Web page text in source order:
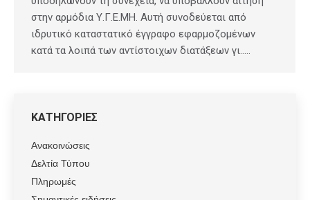
στην αρμόδια Υ.Γ.Ε.ΜΗ. Αυτή συνοδεύεται από
ιδρυτικό καταστατικό έγγραφο εφαρμοζομένων
κατά τα λοιπά των αντίστοιχων διατάξεων γι…..
ΚΑΤΗΓΟΡΙΕΣ
Ανακοινώσεις
Δελτία Τύπου
Πληρωμές